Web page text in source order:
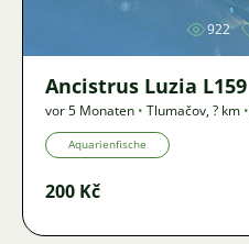
922
Ancistrus Luzia L159
vor 5 Monaten • Tlumačov,? km •
Aquarienfische
200 Kč